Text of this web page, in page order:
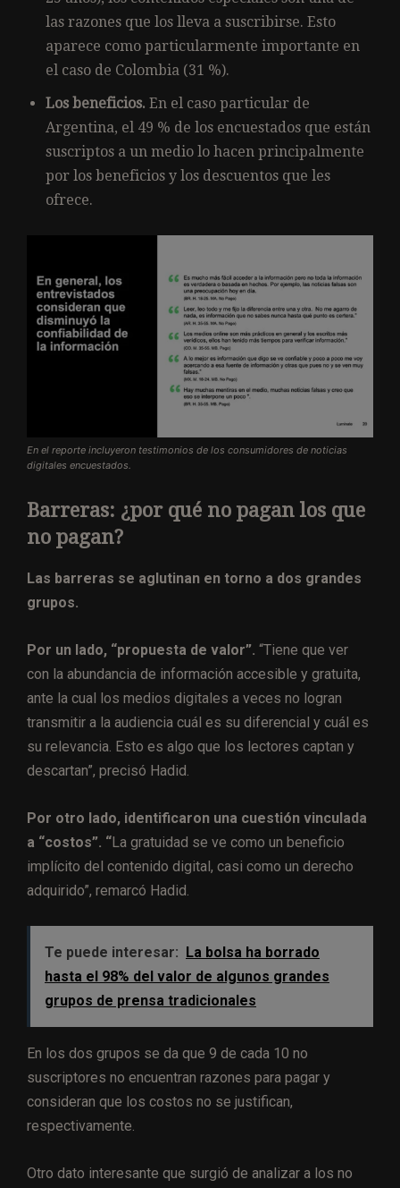
las razones que los lleva a suscribirse. Esto
aparece como particularmente importante en
el caso de Colombia (31 %).
Los beneficios. En el caso particular de
Argentina, el 49 % de los encuestados que están
suscriptos a un medio lo hacen principalmente
por los beneficios y los descuentos que les
ofrece.
En el reporte incluyeron testimonios de los consumidores de noticias
digitales encuestados.
Barreras: ¿por qué no pagan los que
no pagan?
Las barreras se aglutinan en torno a dos grandes
grupos.
Por un lado, “propuesta de valor”. “Tiene que ver
con la abundancia de información accesible y gratuita,
ante la cual los medios digitales a veces no logran
transmitir a la audiencia cuál es su diferencial y cuál es
su relevancia. Esto es algo que los lectores captan y
descartan”, precisó Hadid.
Por otro lado, identificaron una cuestión vinculada
a “costos”. “La gratuidad se ve como un beneficio
implícito del contenido digital, casi como un derecho
adquirido”, remarcó Hadid.
Te puede interesar: La bolsa ha borrado
hasta el 98% del valor de algunos grandes
grupos de prensa tradicionales
En los dos grupos se da que 9 de cada 10 no
suscriptores no encuentran razones para pagar y
consideran que los costos no se justifican,
respectivamente.
Otro dato interesante que surgió de analizar a los no